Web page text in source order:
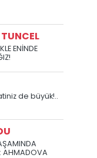
ENİNDE
de büyük!..
AHMADOVA